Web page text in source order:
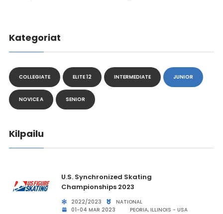
Kategoriat
COLLEGIATE ELITE 12 INTERMEDIATE JUNIOR
NOVICE A SENIOR
Kilpailu
U.S. Synchronized Skating
Championships 2023
2022/2023
NATIONAL
01-04 MAR 2023
PEORIA, ILLINOIS - USA